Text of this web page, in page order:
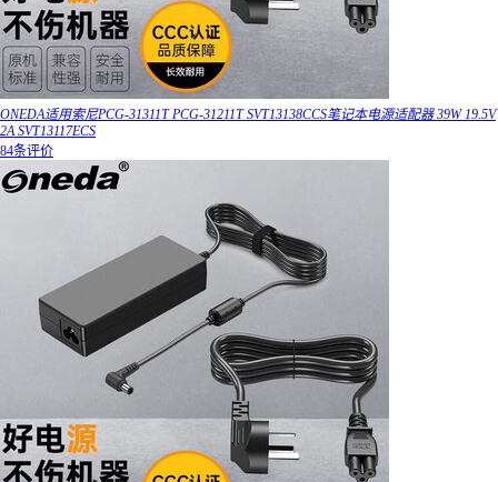
ONEDA适用索尼PCG-31311T PCG-31211T SVT13138CCS笔记本电源适配器 39W 19.5V
2A SVT13117ECS
84条评价